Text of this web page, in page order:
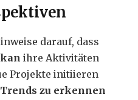
darauf, dass
ihre Aktivitäten
Projekte initiieren
zu erkennen